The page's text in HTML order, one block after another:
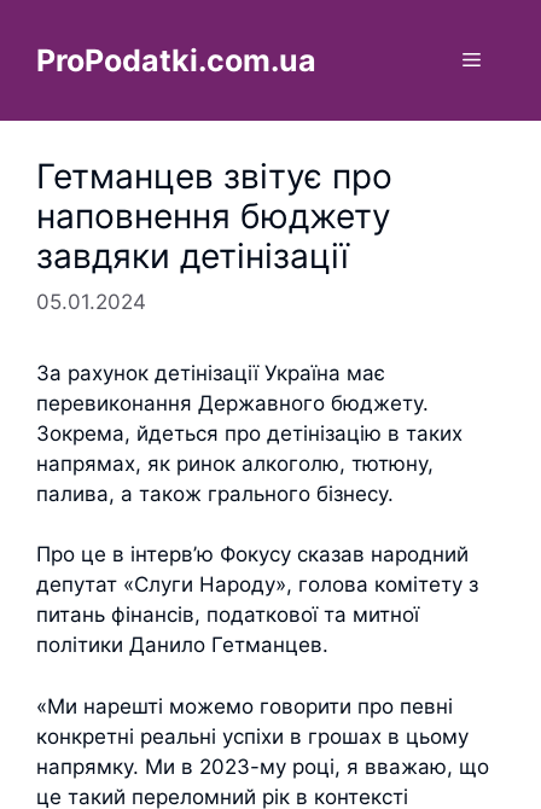
вмістуProPodatki.com.ua Меню
Гетманцев звітує про
наповнення бюджету
завдяки детінізації
05.01.2024
За рахунок детінізації Україна має
перевиконання Державного бюджету.
Зокрема, йдеться про детінізацію в таких
напрямах, як ринок алкоголю, тютюну,
палива, а також грального бізнесу.
Про це в інтерв’ю Фокусу сказав народний
депутат «Слуги Народу», голова комітету з
питань фінансів, податкової та митної
політики Данило Гетманцев.
«Ми нарешті можемо говорити про певні
конкретні реальні успіхи в грошах в цьому
напрямку. Ми в 2023-му році, я вважаю, що
це такий переломний рік в контексті